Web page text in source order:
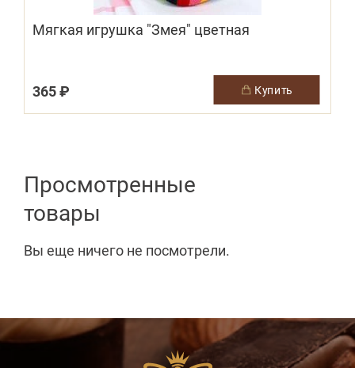
Мягкая игрушка "Змея" цветная
365 ₽ купить
Просмотренные
товары
Вы еще ничего не посмотрели.